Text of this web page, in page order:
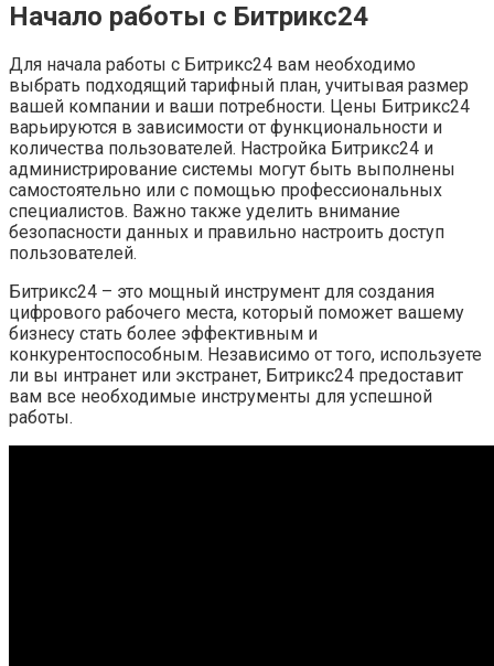
Начало работы с Битрикс24
Для начала работы с Битрикс24 вам необходимо
выбрать подходящий тарифный план, учитывая размер
вашей компании и ваши потребности. Цены Битрикс24
варьируются в зависимости от функциональности и
количества пользователей. Настройка Битрикс24 и
администрирование системы могут быть выполнены
самостоятельно или с помощью профессиональных
специалистов. Важно также уделить внимание
безопасности данных и правильно настроить доступ
пользователей.
Битрикс24 – это мощный инструмент для создания
цифрового рабочего места, который поможет вашему
бизнесу стать более эффективным и
конкурентоспособным. Независимо от того, используете
ли вы интранет или экстранет, Битрикс24 предоставит
вам все необходимые инструменты для успешной
работы.